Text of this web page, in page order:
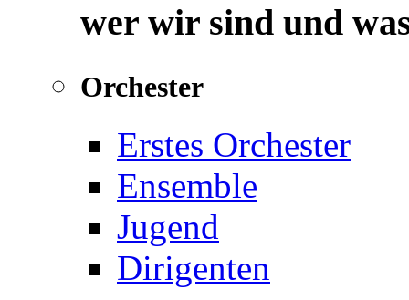
wer wir sind und
Orchester
Erstes Orchester
Ensemble
Jugend
Dirigenten